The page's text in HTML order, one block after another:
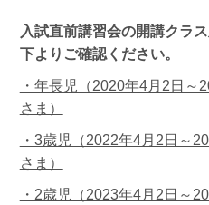
入試直前講習会の開講クラ
下よりご確認ください。
・年長児（2020年4月2日～
さま）
・3歳児（2022年4月2日～
さま）
・2歳児（2023年4月2日～